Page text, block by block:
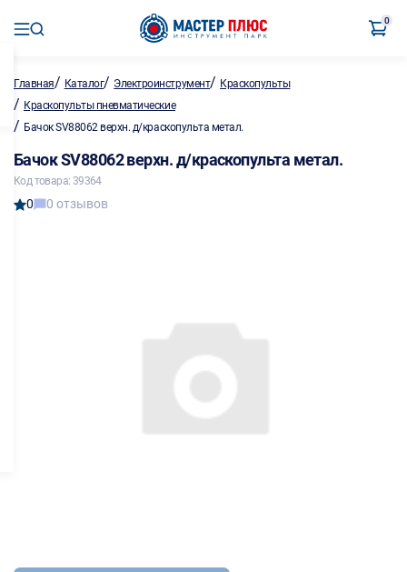
0
Главная/ Каталог/ Электроинструмент/ Краскопульты
/ Краскопульты пневматические
/ Бачок SV88062 верхн. д/краскопульта метал.
Бачок SV88062 верхн. д/краскопульта метал.
Код товара: 39364
0 0 отзывов